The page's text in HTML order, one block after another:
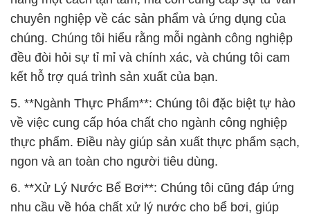
chuyên nghiệp về các sản phẩm và ứng dụng của
chúng. Chúng tôi hiểu rằng mỗi ngành công nghiệp
đều đòi hỏi sự tỉ mỉ và chính xác, và chúng tôi cam
kết hỗ trợ quá trình sản xuất của bạn.
5. **Ngành Thực Phẩm**: Chúng tôi đặc biệt tự hào
về việc cung cấp hóa chất cho ngành công nghiệp
thực phẩm. Điều này giúp sản xuất thực phẩm sạch,
ngon và an toàn cho người tiêu dùng.
6. **Xử Lý Nước Bể Bơi**: Chúng tôi cũng đáp ứng
nhu cầu về hóa chất xử lý nước cho bể bơi, giúp